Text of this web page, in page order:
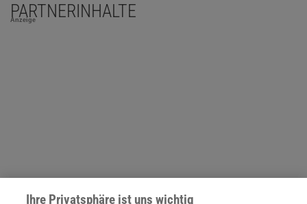
PARTNERINHALTE
Anzeige
Ihre Privatsphäre ist uns wichtig